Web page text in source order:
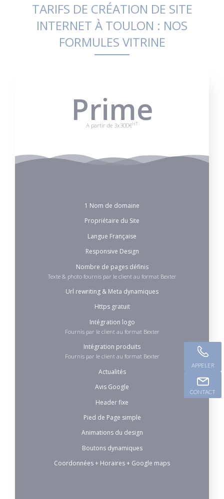
TARIFS DE CRÉATION DE SITE
INTERNET À TOULON : NOS
FORMULES VITRINE
Prime
A partir de 3x300€HT
1 Nom de domaine
Propriétaire du Site
Langue Française
Responsive Design
Nombre de pages définis
Texte & photo fournis par le client au format Bexter
Url rewriting & Meta dynamiques
Https gratuit
Intégration logo
Fournis par le client au format Bexter
Intégration produits
Fournis par le client au format Bexter
Actualités
Avis Google
Header fixe
Pied de Page simple
Animations du design
Boutons dynamiques
Coordonnées + Horaires + Google maps
APPELER
CONTACT